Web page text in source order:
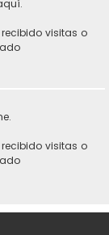
visitas o
visitas o